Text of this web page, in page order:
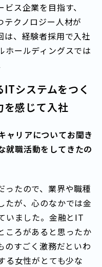
ス企業を目指す、
テクノロジー人材が
は、経験者採用で入社
ホールディングスでは
ITシステムをつく
を感じて入社
ャリアについてお聞き
就職活動をしてきたの
ったので、業界や職種
たが、心のなかでは金
いました。金融とIT
ころがあると思ったか
のすごく激務だといわ
る女性がとても少な